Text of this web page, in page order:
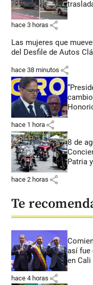
hace 3 horas share
Las mujeres que
del Desfile de Autos
hace 38 minutos share
hace 1 hora share
8 de
Patria
hace 2 horas share
Te
así fue
en Cali
hace 4 horas share